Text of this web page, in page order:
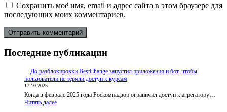
Сохранить моё имя, email и адрес сайта в этом браузере для
последующих моих комментариев.
Последние публикации
До разблокировки BestChange запустил приложения и бот, чтобы
пользователи не теряли доступ к курсам
17.10.2025
Когда в феврале 2025 года Роскомнадзор ограничил доступ к агрегатору…
Читать далее: